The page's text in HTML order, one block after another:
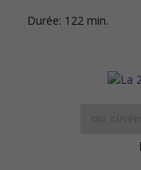
Durée: 122 min.